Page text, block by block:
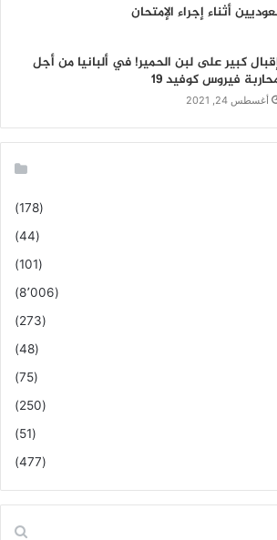
أثناء إجراء الإمتحان
كبير على لبن الحمير! في ألبانيا من أجل
فيروس كوفيد 19
أغسطس 24, 2021
(178)
(44)
(101)
(8٬006)
(273)
(48)
(75)
(250)
(51)
(477)